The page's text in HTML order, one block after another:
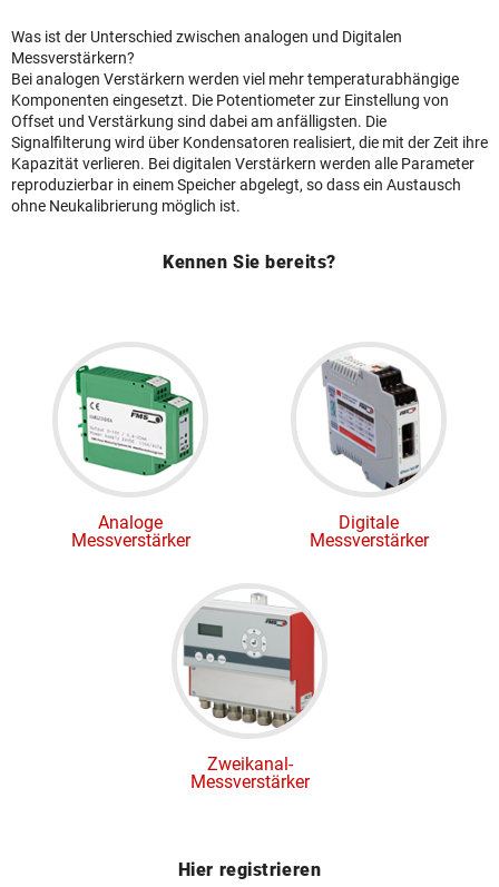
Was ist der Unterschied zwischen analogen und Digitalen
Messverstärkern?
Bei analogen Verstärkern werden viel mehr temperaturabhängige
Komponenten eingesetzt. Die Potentiometer zur Einstellung von
Offset und Verstärkung sind dabei am anfälligsten. Die
Signalfilterung wird über Kondensatoren realisiert, die mit der Zeit ihre
Kapazität verlieren. Bei digitalen Verstärkern werden alle Parameter
reproduzierbar in einem Speicher abgelegt, so dass ein Austausch
ohne Neukalibrierung möglich ist.
Kennen Sie bereits?
Analoge
Messverstärker
Digitale
Messverstärker
Zweikanal-
Messverstärker
Hier registrieren